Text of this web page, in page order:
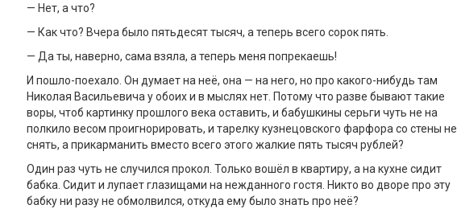
— Нет, а что?
— Как что? Вчера было пятьдесят тысяч, а теперь всего сорок пять.
— Да ты, наверно, сама взяла, а теперь меня попрекаешь!
И пошло-поехало. Он думает на неё, она — на него, но про какого-нибудь там
Николая Васильевича у обоих и в мыслях нет. Потому что разве бывают такие
воры, чтоб картинку прошлого века оставить, и бабушкины серьги чуть не на
полкило весом проигнорировать, и тарелку кузнецовского фарфора со стены не
снять, а прикарманить вместо всего этого жалкие пять тысяч рублей?
Один раз чуть не случился прокол. Только вошёл в квартиру, а на кухне сидит
бабка. Сидит и лупает глазищами на нежданного гостя. Никто во дворе про эту
бабку ни разу не обмолвился, откуда ему было знать про неё?